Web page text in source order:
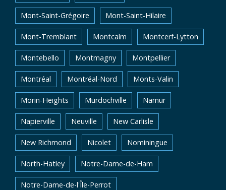
Mont-Saint-Grégoire Mont-Saint-Hilaire
Mont-Tremblant Montcalm Montcerf-Lytton
Montebello Montmagny Montpellier
Montréal Montréal-Nord Monts-Valin
Morin-Heights Murdochville Namur
Napierville Neuville New Carlisle
New Richmond Nicolet Nominingue
North-Hatley Notre-Dame-de-Ham
Notre-Dame-de-l'Île-Perrot